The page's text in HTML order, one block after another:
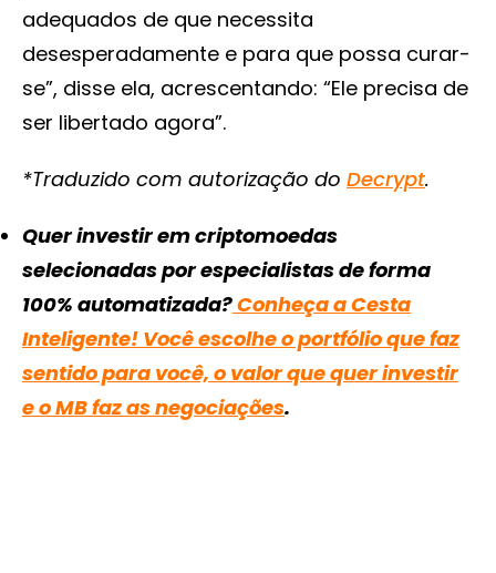
adequados de que necessita
desesperadamente e para que possa curar-
se”, disse ela, acrescentando: “Ele precisa de
ser libertado agora”.
*Traduzido com autorização do Decrypt.
Quer investir em criptomoedas
selecionadas por especialistas de forma
100% automatizada?Conheça a Cesta
Inteligente! Você escolhe o portfólio que faz
sentido para você, o valor que quer investir
e o MB faz as negociações.